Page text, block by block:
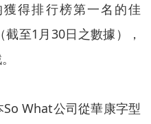
得排行榜第一名的佳
至1月30日之數據），
What公司從華康字型